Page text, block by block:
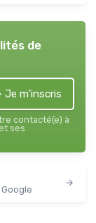
de
Je m'inscris
contacté(e) à
ses